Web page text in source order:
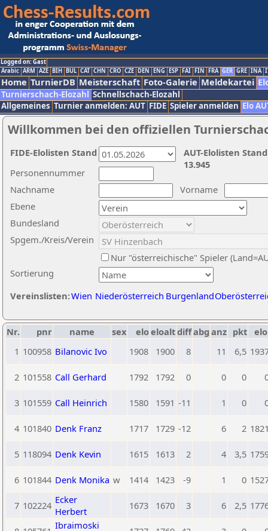
Logged on: Gast
Arabic ARM AZE BIH BUL CAT CHN CRO CZE DEN ENG ESP FAI FIN FRA GER GRE INA
Home TurnierDB Meisterschaft Foto-Galerie Meldekartei
Turnierschach-Elozahl Schnellschach-Elozahl
Allgemeines Turnier anmelden: AUT FIDE Spieler anmelden Elo
Willkommen bei den offiziellen
Nachname
Vorname
Ebene
Sortierung
Personennummer
Bundesland
Spgem./Kreis/Verein
Nur "österreichische" Spieler
Vereinslisten:Wien Niederösterreich Burgenland
AUT-Elolisten
13.945
FIDE-Elolisten Stand
Nr. pnr name sex eloeloaltdiffabg anz pkt
1 100958 Bilanovic Ivo 1908 1900 8 11 6,5
2 101558 Call Gerhard 1792 1792 0 0 0
3 101559 Call Heinrich 1580 1591 -11 1 0
4 101840 Denk Franz 1717 1729 -12 6 2
5 118094 Denk Kevin 1615 1613 2 4 3,5
6 101844 Denk Monika w 1414 1423 -9 1 0
7 102224 Ecker
Herbert
1673 1670 3 6 2,5
Ibraimoski